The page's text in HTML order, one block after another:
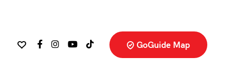
GoGuide Map